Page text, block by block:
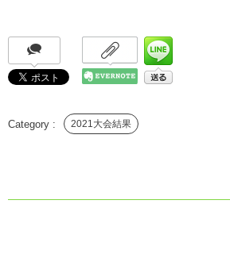
2021大会結果